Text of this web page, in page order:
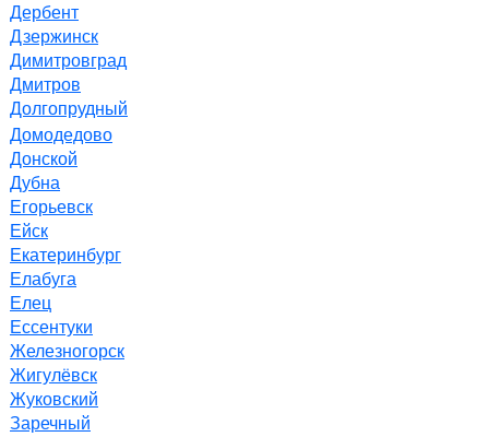
Дербент
Дзержинск
Димитровград
Дмитров
Долгопрудный
Домодедово
Донской
Дубна
Егорьевск
Ейск
Екатеринбург
Елабуга
Елец
Ессентуки
Железногорск
Жигулёвск
Жуковский
Заречный